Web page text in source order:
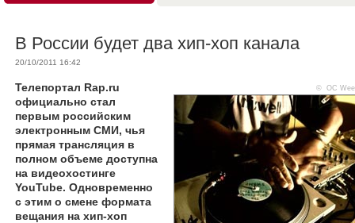
В России будет два хип-хоп канала
20/10/2011 16:42
© OC
Телепортал Rap.ru
официально стал
первым российским
электронным СМИ, чья
прямая трансляция в
полном объеме доступна
на видеохостинге
YouTube. Одновременно
с этим о смене формата
вещания на хип-хоп